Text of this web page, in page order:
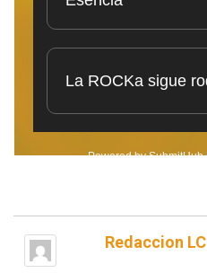
Redaccion LC